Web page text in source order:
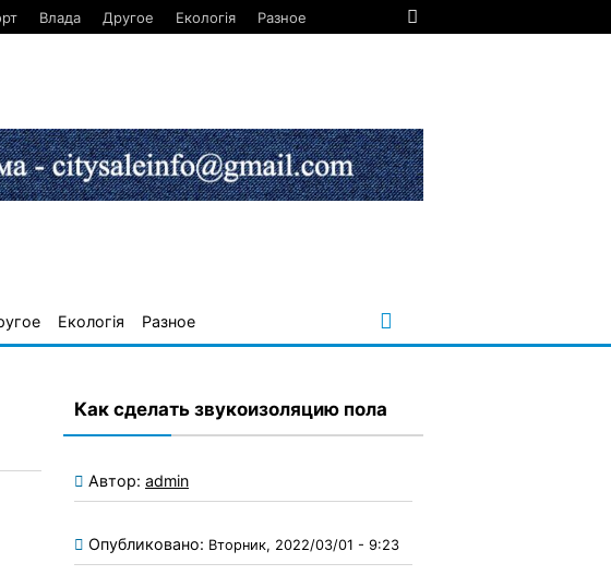
Влада Другое Екологія Разное
Екологія Разное
Как сделать звукоизоляцию пола
Автор: admin
Опубликовано: Вторник, 2022/03/01 - 9:23